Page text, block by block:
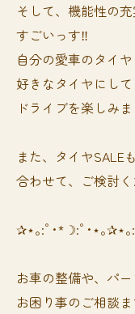
そして、機能性の充
すごいっす‼️
自分の愛車のタイ
好きなタイヤにして
ドライブを楽しみ
また、タイヤSALE
合わせて、ご検討
✰⋆｡:ﾟ･*☽:ﾟ･⋆｡✰⋆
お車の整備や、パ
お困り事のご相談